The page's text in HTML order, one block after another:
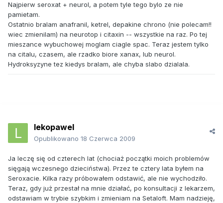
Najpierw seroxat + neurol, a potem tyle tego bylo ze nie
pamietam.
Ostatnio bralam anafranil, ketrel, depakine chrono (nie polecam!!
wiec zmienilam) na neurotop i citaxin -- wszystkie na raz. Po tej
mieszance wybuchowej moglam ciagle spac. Teraz jestem tylko
na citalu, czasem, ale rzadko biore xanax, lub neurol.
Hydroksyzyne tez kiedys bralam, ale chyba slabo dzialala.
lekopawel
Opublikowano 18 Czerwca 2009
Ja leczę się od czterech lat (chociaż początki moich problemów
sięgają wczesnego dzieciństwa). Przez te cztery lata byłem na
Seroxacie. Kilka razy próbowałem odstawić, ale nie wychodziło.
Teraz, gdy już przestał na mnie działać, po konsultacji z lekarzem,
odstawiam w trybie szybkim i zmieniam na Setaloft. Mam nadzieję,